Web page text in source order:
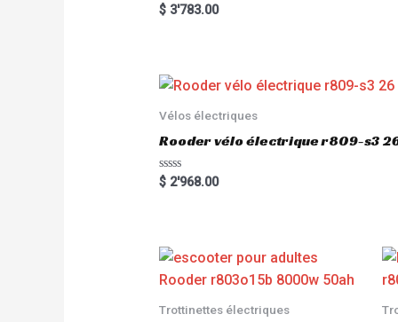
R
a
o
u
o
f
5
$3'783.00
Vélos électriques
Rooder vélo électrique r809-s3
R
a
o
u
t
o
5
$2'968.00
Trottinettes électriques